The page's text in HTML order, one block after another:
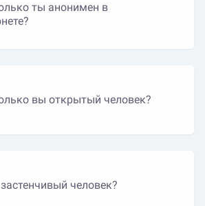
ты анонимен в
вы открытый человек?
человек?